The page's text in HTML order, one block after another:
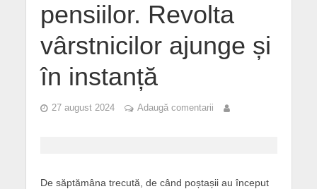
pensiilor. Revolta
vârstnicilor ajunge și
în instanță
27 august 2024 Adaugă comentarii
De săptămâna trecută, de când poștașii au început